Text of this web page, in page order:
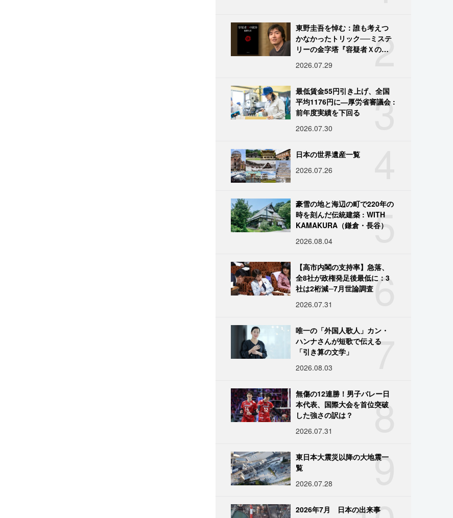
2
東野圭吾を悼む：誰も考えつ
かなかったトリック──ミステ
リーの金字塔『容疑者Ｘの献
2026.07.29
3
最低賃金55円引き上げ、全国
平均1176円に―厚労省審議会 :
前年度実績を下回る
2026.07.30
日本の世界遺産一覧
2026.07.26
5
豪雪の地と海辺の町で220年の
時を刻んだ伝統建築 : WITH
KAMAKURA（鎌倉・長谷）
2026.08.04
6
【高市内閣の支持率】急落、
全8社が政権発足後最低に：3
社は2桁減─7月世論調査
2026.07.31
7
唯一の「外国人歌人」カン・
ハンナさんが短歌で伝える
「引き算の文学」
2026.08.03
8
無傷の12連勝！男子バレー日
本代表、国際大会を首位突破
した強さの訳は？
2026.07.31
9
東日本大震災以降の大地震一
覧
2026.07.28
2026年7月 日本の出来事